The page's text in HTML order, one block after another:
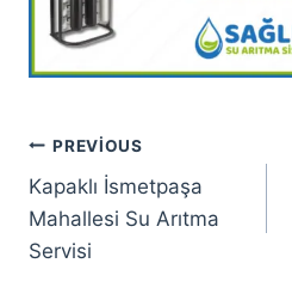
Yazı
gezinmesi
PREVIOUS
Kapaklı İsmetpaşa
Mahallesi Su Arıtma
Servisi